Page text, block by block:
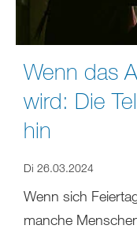
Wenn das
wird: Die
hin
Di 26.03.2024
Wenn sich
manche